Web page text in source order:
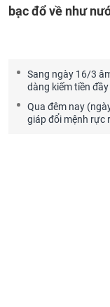
bạc đổ về như
Sang ngày 16/3
dàng kiếm tiền
Qua đêm nay
giáp đổi mệnh rực